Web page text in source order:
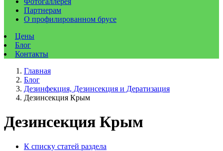
Партнерам
О профилированном брусе
Цены
Блог
Контакты
Главная
Блог
Дезинфекция, Дезинсекция и Дератизация
Дезинсекция Крым
Дезинсекция Крым
К списку статей раздела